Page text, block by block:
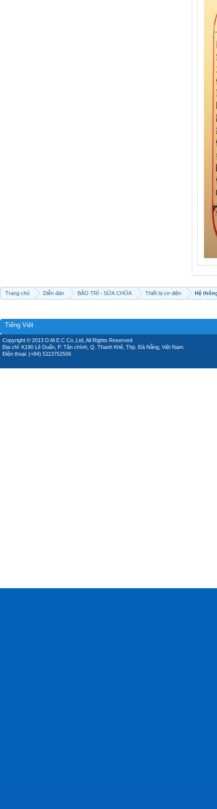
Trang chủ Diễn đàn BẢO TRÌ - SỬA CHỮA Thiết bị cơ điện Hệ
Tiếng Việt
Copyright © 2013 D.M.E.C Co.,Ltd, All Rights Reserved.
Địa chỉ: K190 Lê Duẩn, P. Tân chính, Q. Thanh Khê, Thp. Đà Nẵng, Việt Nam.
Điện thoại: (+84) 5113752506